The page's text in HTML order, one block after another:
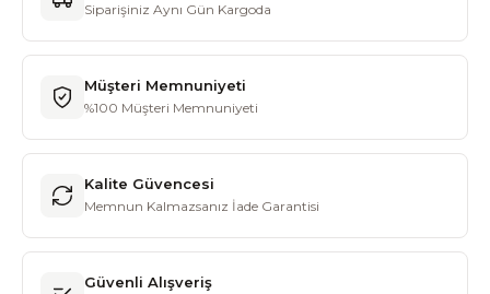
Siparişiniz Aynı Gün Kargoda
Müşteri Memnuniyeti
%100 Müşteri Memnuniyeti
Kalite Güvencesi
Memnun Kalmazsanız İade Garantisi
Güvenli Alışveriş